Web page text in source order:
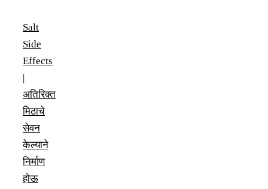
Salt
Side
Effects
अतिरिक्त
मिठाचे
सेवन
केल्याने
निर्माण
होऊ